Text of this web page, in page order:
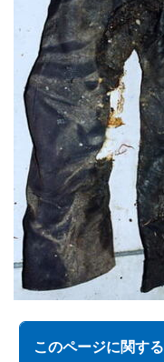
このページに関する